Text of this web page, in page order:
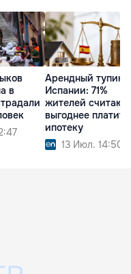
в
Арендный тупик в
Испании: 71%
жителей
выгоднее платить
ипотеку
13 Июл. 14:50